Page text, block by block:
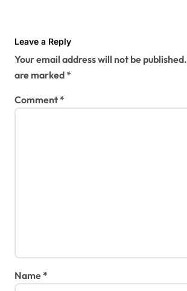
Leave a Reply
Your email address will not be published.
are marked*
Comment*
Name*